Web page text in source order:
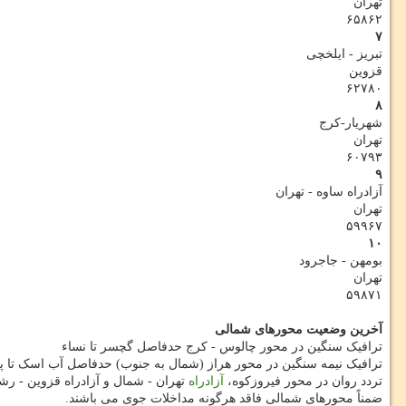
۶۵۸۶۲
۷
تبریز - ایلخچی
قزوین
۶۲۷۸۰
۸
شهریار-کرج
تهران
۶۰۷۹۳
۹
آزادراه ساوه - تهران
تهران
۵۹۹۶۷
۱۰
بومهن - جاجرود
تهران
۵۹۸۷۱
آخرین وضعیت محورهای شمالی
ترافیک سنگین در محور چالوس - کرج حدفاصل گچسر تا نساء
ترافیک نیمه سنگین در محور هراز (شمال به جنوب) حدفاصل آب اسک تا
تردد روان در محور فیروزکوه،
آزادراه تهران - شمال و آزادراه قزوین
ضمناً محورهای شمالی فاقد هرگونه مداخلات جوی می باشند.